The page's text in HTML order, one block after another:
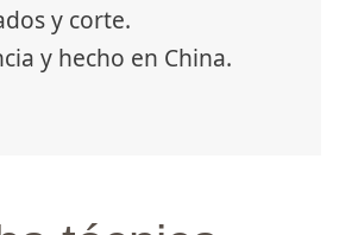
y corte.
y hecho en China.